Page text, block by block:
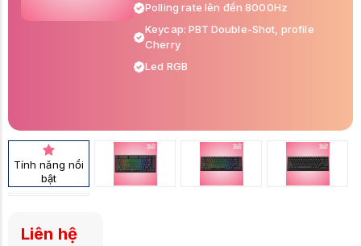
Polling rate lên đến 8000Hz
Keycap: PBT Double-Shot, profile
Cherry
Led RGB
Tính năng nổi
bật
Liên hệ